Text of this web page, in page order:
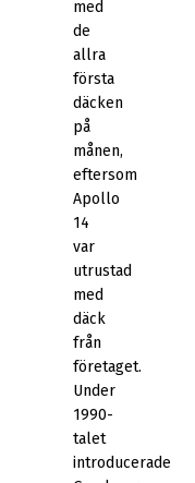
med
de
allra
första
däcken
på
månen,
eftersom
Apollo
14
var
utrustad
med
däck
från
företaget.
Under
1990-
talet
introducerade